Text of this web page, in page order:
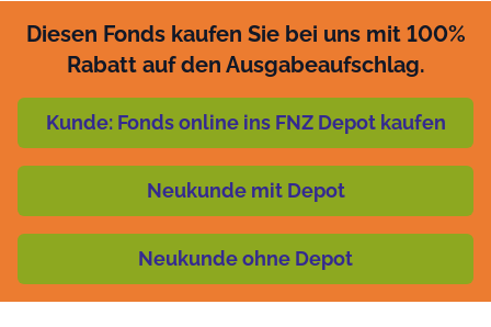
Diesen Fonds kaufen Sie bei uns mit 100%
Rabatt auf den Ausgabeaufschlag.
Kunde: Fonds online ins FNZ Depot kaufen
Neukunde mit Depot
Neukunde ohne Depot